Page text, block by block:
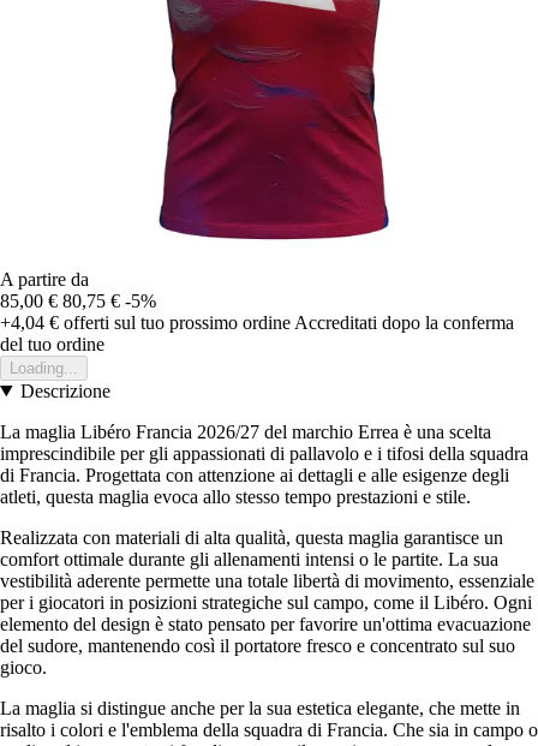
A partire da
85,00 € 80,75 € -5%
+4,04 € offerti sul tuo prossimo ordine Accreditati dopo la conferma
del tuo ordine
Loading...
Descrizione
La maglia Libéro Francia 2026/27 del marchio Errea è una scelta
imprescindibile per gli appassionati di pallavolo e i tifosi della squadra
di Francia. Progettata con attenzione ai dettagli e alle esigenze degli
atleti, questa maglia evoca allo stesso tempo prestazioni e stile.
Realizzata con materiali di alta qualità, questa maglia garantisce un
comfort ottimale durante gli allenamenti intensi o le partite. La sua
vestibilità aderente permette una totale libertà di movimento, essenziale
per i giocatori in posizioni strategiche sul campo, come il Libéro. Ogni
elemento del design è stato pensato per favorire un'ottima evacuazione
del sudore, mantenendo così il portatore fresco e concentrato sul suo
gioco.
La maglia si distingue anche per la sua estetica elegante, che mette in
risalto i colori e l'emblema della squadra di Francia. Che sia in campo o